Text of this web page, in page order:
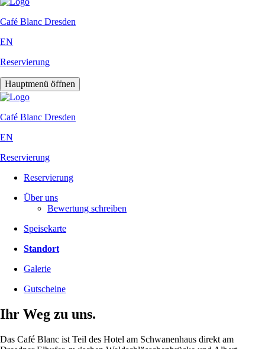
Café Blanc Dresden
EN
Reservierung
Hauptmenü öffnen
Café Blanc Dresden
EN
Reservierung
Reservierung
Über uns
Bewertung schreiben
Speisekarte
Standort
Galerie
Gutscheine
Ihr Weg zu uns.
Das Café Blanc ist Teil des Hotel am Schwanenhaus direkt am